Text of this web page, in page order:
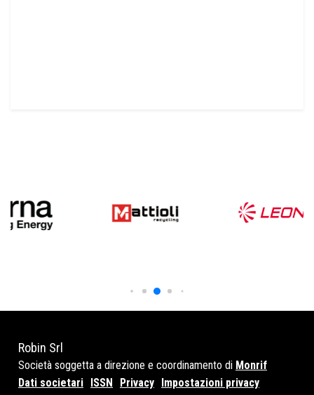
Robin Srl
Società soggetta a direzione e coordinamento di Monrif
Dati societari
ISSN Privacy
Impostazioni privacy